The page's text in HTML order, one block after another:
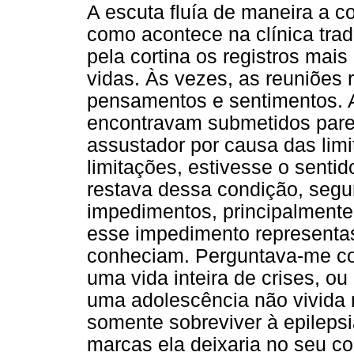
A escuta fluía de maneira a
como acontece na clínica
pela cortina os registros
vidas. Às vezes, as reuniões
pensamentos e sentimentos.
encontravam submetidos
assustador por causa das
limitações, estivesse o
restava dessa condição,
impedimentos,
esse impedimento
conheciam. Perguntava-me
uma vida inteira de crises,
uma adolescência não
somente sobreviver à
marcas ela deixaria no seu